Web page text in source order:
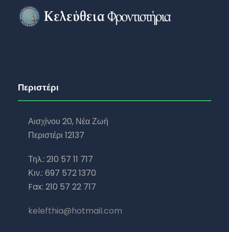
Περιστέρι
Αισχίνου 20, Νέα Ζωή
Περιστέρι 12137
Τηλ.: 210 57 11 717
Κιν.: 697 572 1370
Fax: 210 57 22 717
kelefthia@hotmail.com